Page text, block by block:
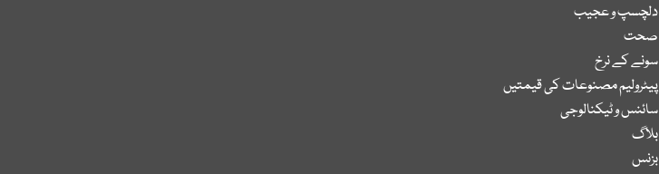
دلچسپ و عجیب
صحت
سونے کے نرخ
پیٹرولیم مصنوعات کی قیمتیں
سائنس و ٹیکنالوجی
بلاگ
بزنس